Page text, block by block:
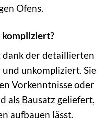
Ofens.
kompliziert?
dank der detaillierten
unkompliziert. Sie
Vorkenntnisse oder
als Bausatz geliefert,
aufbauen lässt.